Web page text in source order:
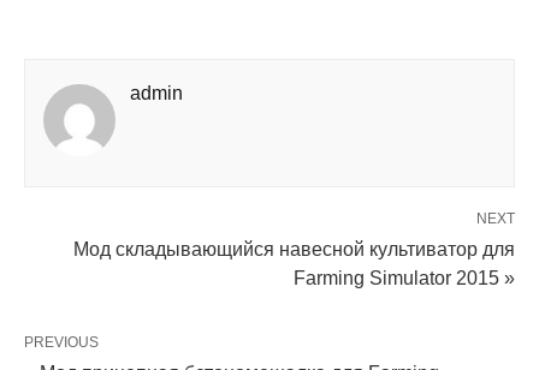
admin
NEXT
Мод складывающийся навесной культиватор для
Farming Simulator 2015 »
PREVIOUS